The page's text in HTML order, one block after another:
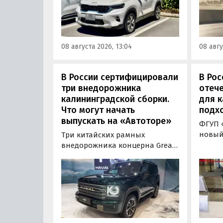
возят его к нам в основном из
Китая, предлагая автомобили
уже с доставкой, растаможкой и
всеми документами для
постановки на учет в ГАИ.
08 августа 2026, 13:04
Азии.
08
В России сертифицировали
три внедорожника
калининградской сборки.
Что могут начать
выпускать на «Автоторе»
Три китайских рамных
внедорожника концерна Great
калининградском заводе
«Автотор». Речь о Haval H9,
Tank 400 и Tank 500, которые
успешно прошли
сертификацию и получили
Одобрения типа
В
для
ФГУП
лично